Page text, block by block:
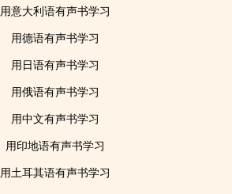
用意大利语有声书学习
用德语有声书学习
用日语有声书学习
用俄语有声书学习
用中文有声书学习
用印地语有声书学习
用土耳其语有声书学习